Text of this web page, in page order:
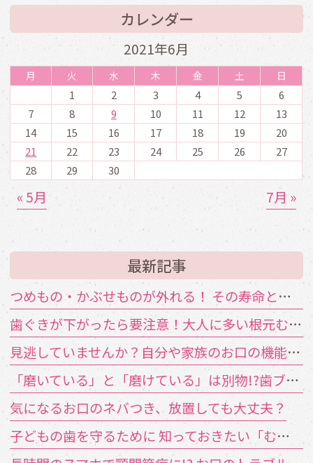
カレンダー
2021年6月
月 火 水 木 金 土 日
1 2 3 4 5
6
7
8 9 10 11 12
13
14
15 16 17 18 19
20
21
22 23 24 25 26
27
28
29 30
« 5月 7月 »
最新記事
つめもの・かぶせものが外れる！ その寿命と原因は？
歯ぐきが下がったら要注意！大人に多い根元むし歯
見逃していませんか？自分や家族のお口の機能低下のサイン
「磨いている」と「磨けている」は別物!?歯ブラシが届かない汚れの対策
気になるお口のネバつき、放置しても大丈夫？
子どもの歯を守るために 知っておきたい「むし歯の4要素」